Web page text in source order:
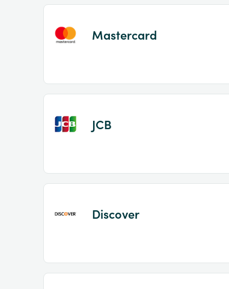
Mastercard
JCB
Discover